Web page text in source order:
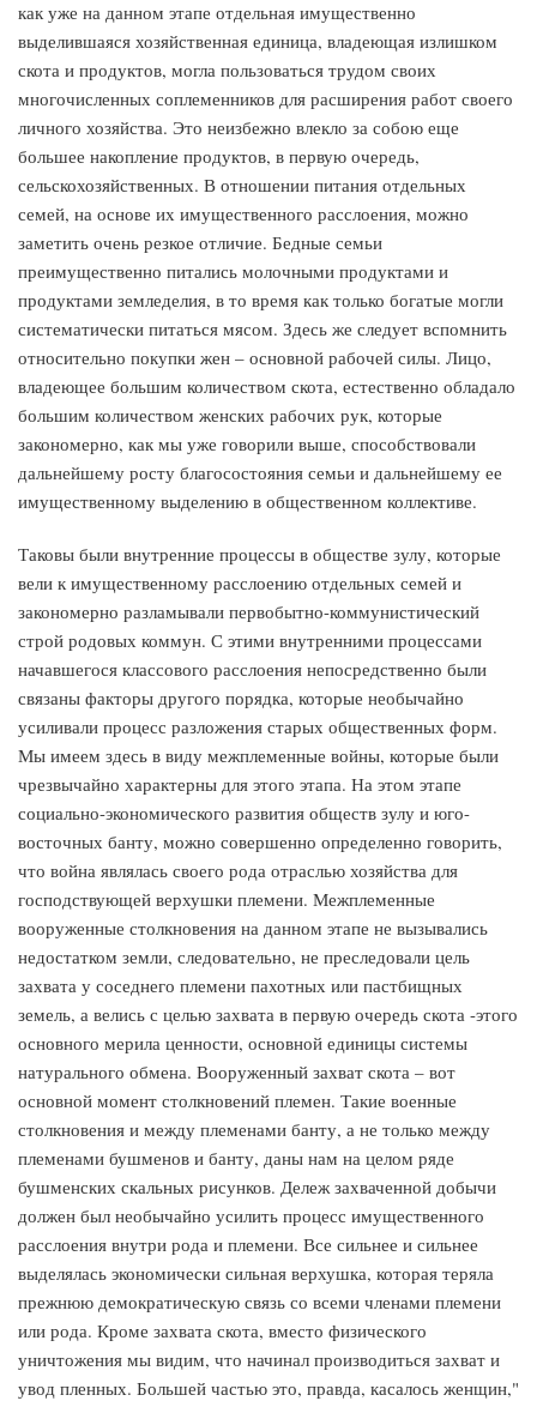
как уже на данном этапе отдельная имущественно
выделившаяся хозяйственная единица, владеющая излишком
скота и продуктов, могла пользоваться трудом своих
многочисленных соплеменников для расширения работ своего
личного хозяйства. Это неизбежно влекло за собою еще
большее накопление продуктов, в первую очередь,
сельскохозяйственных. В отношении питания отдельных
семей, на основе их имущественного расслоения, можно
заметить очень резкое отличие. Бедные семьи
преимущественно питались молочными продуктами и
продуктами земледелия, в то время как только богатые могли
систематически питаться мясом. Здесь же следует вспомнить
относительно покупки жен – основной рабочей силы. Лицо,
владеющее большим количеством скота, естественно обладало
большим количеством женских рабочих рук, которые
закономерно, как мы уже говорили выше, способствовали
дальнейшему росту благосостояния семьи и дальнейшему ее
имущественному выделению в общественном коллективе.
Таковы были внутренние процессы в обществе зулу, которые
вели к имущественному расслоению отдельных семей и
закономерно разламывали первобытно-коммунистический
строй родовых коммун. С этими внутренними процессами
начавшегося классового расслоения непосредственно были
связаны факторы другого порядка, которые необычайно
усиливали процесс разложения старых общественных форм.
Мы имеем здесь в виду межплеменные войны, которые были
чрезвычайно характерны для этого этапа. На этом этапе
социально-экономического развития обществ зулу и юго-
восточных банту, можно совершенно определенно говорить,
что война являлась своего рода отраслью хозяйства для
господствующей верхушки племени. Межплеменные
вооруженные столкновения на данном этапе не вызывались
недостатком земли, следовательно, не преследовали цель
захвата у соседнего племени пахотных или пастбищных
земель, а велись с целью захвата в первую очередь скота -этого
основного мерила ценности, основной единицы системы
натурального обмена. Вооруженный захват скота – вот
основной момент столкновений племен. Такие военные
столкновения и между племенами банту, а не только между
племенами бушменов и банту, даны нам на целом ряде
бушменских скальных рисунков. Дележ захваченной добычи
должен был необычайно усилить процесс имущественного
расслоения внутри рода и племени. Все сильнее и сильнее
выделялась экономически сильная верхушка, которая теряла
прежнюю демократическую связь со всеми членами племени
или рода. Кроме захвата скота, вместо физического
уничтожения мы видим, что начинал производиться захват и
увод пленных. Большей частью это, правда, касалось женщин,"